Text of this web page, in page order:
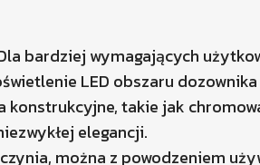
bardziej wymagających
LED obszaru
takie jak
elegancji.
można z powodzeniem